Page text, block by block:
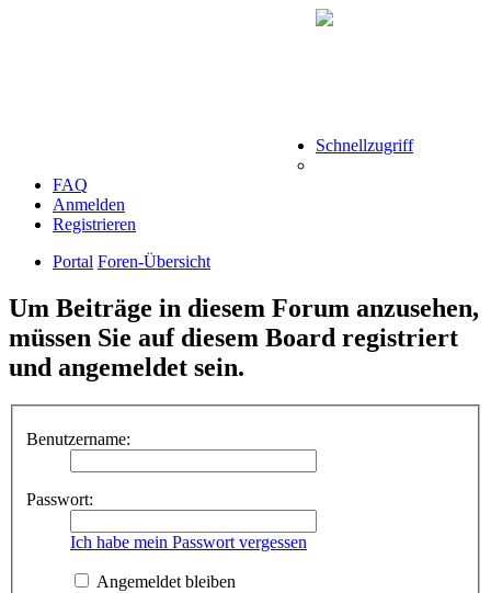
Schnellzugriff
FAQ
Anmelden
Registrieren
Portal Foren-Übersicht
Um Beiträge in diesem Forum anzusehen,
müssen Sie auf diesem Board registriert
und angemeldet sein.
Benutzername:
Passwort:
Ich habe mein Passwort vergessen
Angemeldet bleiben